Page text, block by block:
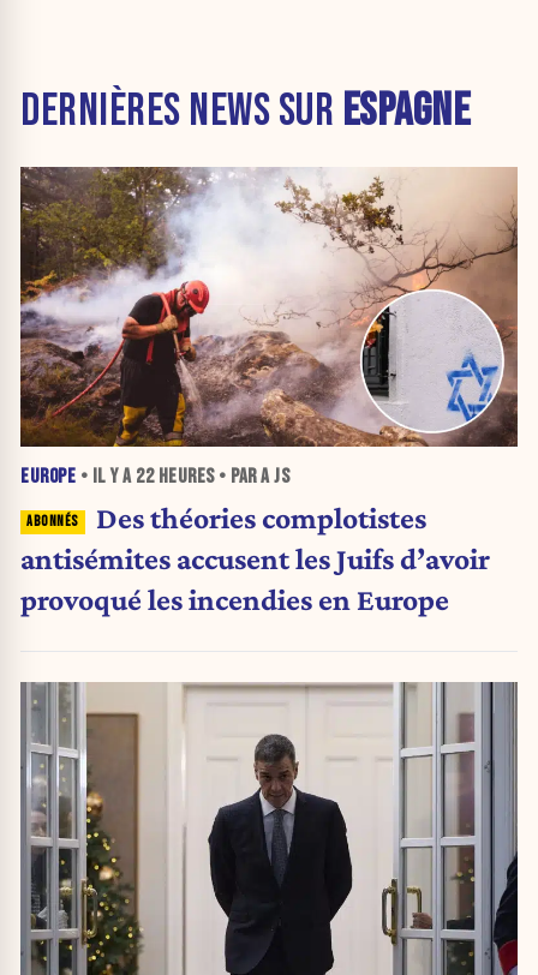
DERNIÈRES NEWS SUR ESPAGNE
EUROPE • IL Y A 22 HEURES• PAR A JS
Des théories complotistes
antisémites accusent les Juifs d’avoir
provoqué les incendies en Europe